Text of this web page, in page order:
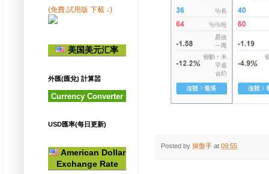
Posted by 操盤手 at 09:55
(免費.試用版 下載 ↓)
美国美元汇率
外匯(匯兌) 計算噐
Currency Converter
USD匯率(每日更新)
American Dollar
Exchange Rate